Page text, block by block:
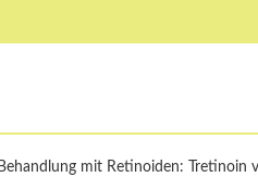
Behandlung mit Retinoiden: Tretinoin